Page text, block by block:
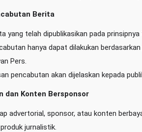
Berita
yang telah dipublikasikan pada
hanya dapat dilakukan
Pers.
pencabutan akan dijelaskan kepada
dan Konten Bersponsor
advertorial, sponsor, atau konten
jurnalistik.